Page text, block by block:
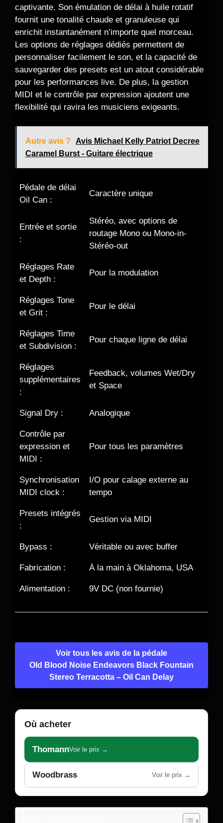
captivante. Son émulation de délai à huile rotatif
fournit une tonalité chaude et granuleuse qui
enrichit instantanément n’importe quel morceau.
Les options de réglages dédiés permettent de
personnaliser facilement le son, et la capacité de
sauvegarder des presets est un atout considérable
pour les performances live. De plus, la gestion
MIDI et le contrôle par expression ajoutent une
flexibilité qui ravira les musiciens exigeants.
Autre avis ?
Avis Michael Kelly Patriot Decree
Caramel Burst - Guitare électrique
Pédale de délai
Oil Can :
Caractère unique
Entrée et sortie
:
Stéréo, avec options de
routage Mono ou Mono-in-
Stéréo-out
Réglages Rate
et Depth :
Pour la modulation
Réglages Tone
et Grit :
Pour le délai
Réglages Time
et Subdivision :
Pour chaque ligne de délai
Réglages
supplémentaires
:
Feedback, volumes Wet/Dry
et Space
Signal Dry : Analogique
Contrôle par
expression et
MIDI :
Pour tous les paramètres
Synchronisation
MIDI clock :
I/O pour calage externe au
tempo
Presets intégrés
:
Gestion via MIDI
Bypass : Véritable ou avec buffer
Fabrication : À la main à Oklahoma, USA
Alimentation : 9V DC (non fournie)
Voir tous les avis de la pédale
Old Blood Noise Endeavors Black Fountain
Stereo Terracotta – Oil Can Delay
Où acheter
ThomannVoir le prix →
Woodbrass Voir le prix →